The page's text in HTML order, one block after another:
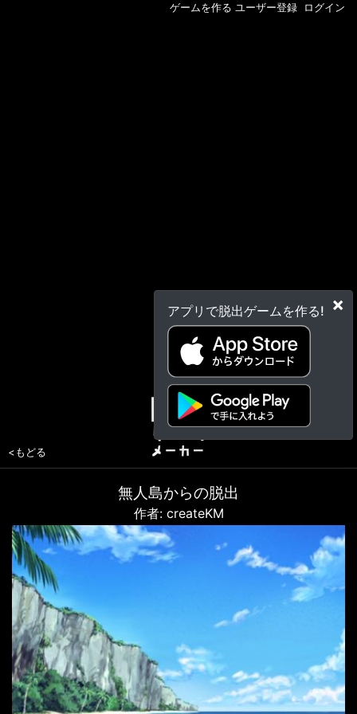
×
アプリで脱出ゲームを作る!
ゲームを作る ユーザー登録 ログイン
<もどる
無人島からの脱出
作者: createKM